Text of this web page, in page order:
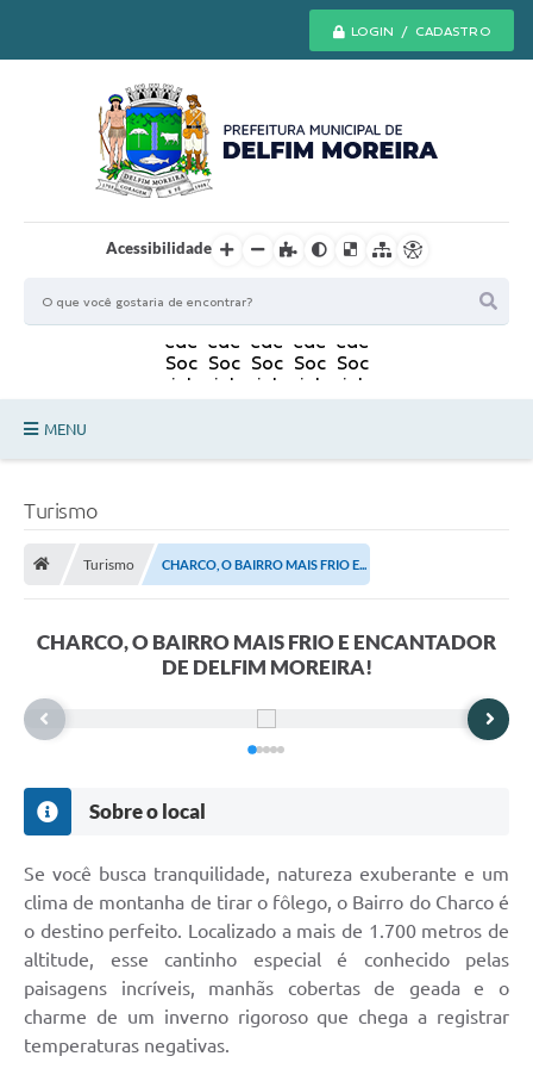
LOGIN / CADASTRO
Acessibilidade
MENU
CAPINA ECOLÓGICA
Defesa Civil
DOCUMENTOS
ALDIR BLANC 2025
Cultura
Meio Ambiente
Turismo
Turismo CHARCO, O BAIRRO MAIS FRIO E...
CHARCO, O BAIRRO MAIS FRIO E ENCANTADOR
DE DELFIM MOREIRA!
Sobre o local
Se você busca tranquilidade, natureza exuberante e um
clima de montanha de tirar o fôlego, o Bairro do Charco é
o destino perfeito. Localizado a mais de 1.700 metros de
altitude, esse cantinho especial é conhecido pelas
paisagens incríveis, manhãs cobertas de geada e o
charme de um inverno rigoroso que chega a registrar
temperaturas negativas.